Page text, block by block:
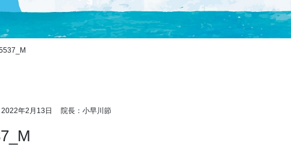
2022年2月13日 院長：小早川節